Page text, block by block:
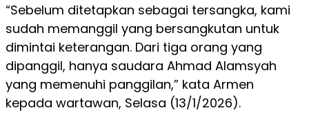
“Sebelum ditetapkan sebagai tersangka, kami
sudah memanggil yang bersangkutan untuk
dimintai keterangan. Dari tiga orang yang
dipanggil, hanya saudara Ahmad Alamsyah
yang memenuhi panggilan,” kata Armen
kepada wartawan, Selasa (13/1/2026).